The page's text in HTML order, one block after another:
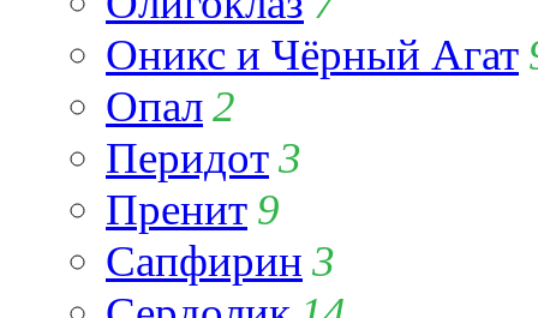
Оникс и Чёрный Агат
Опал2
Перидот3
Пренит 9
Сапфирин 3